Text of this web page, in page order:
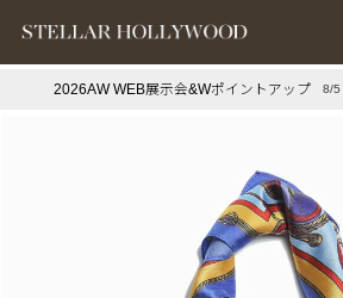
2026AW WEB展示会&Wポイントアップ 8/5